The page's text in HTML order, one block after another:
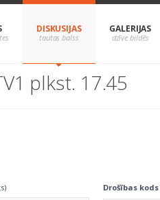
DISKUSIJAS GALERIJAS
plkst. 17.45
Drošības kods